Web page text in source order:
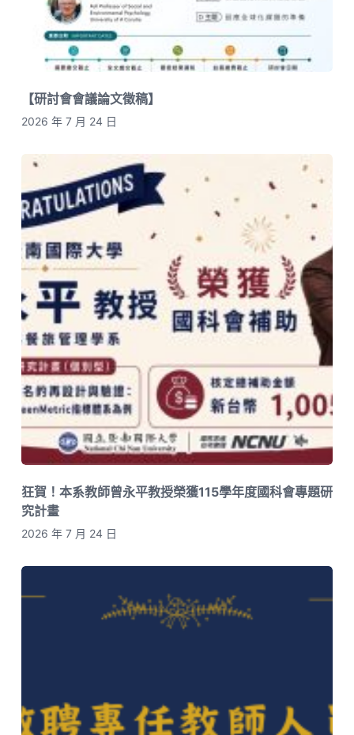
【研討會會議論文徵稿】
2026 年 7 月 24 日
狂賀！本系教師曾永平教授榮獲115學年度國科會專題研
究計畫
2026 年 7 月 24 日